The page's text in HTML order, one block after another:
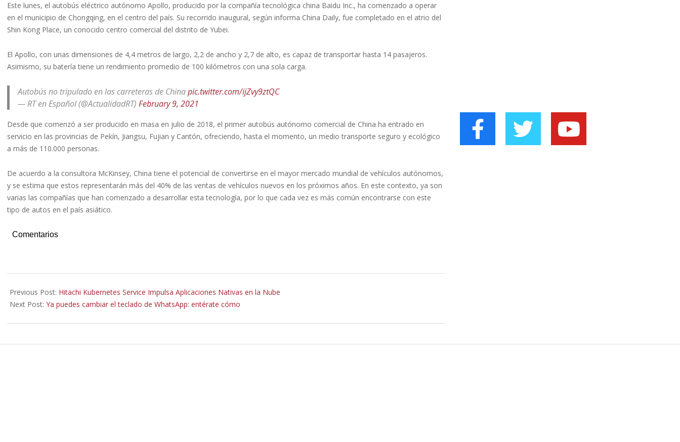
Este lunes, el autobús eléctrico autónomo Apollo, producido por la compañía tecnológica china Baidu Inc., ha comenzado a operar
en el municipio de Chongqing, en el centro del país. Su recorrido inaugural, según informa China Daily, fue completado en el atrio del
Shin Kong Place, un conocido centro comercial del distrito de Yubei.
El Apollo, con unas dimensiones de 4,4 metros de largo, 2,2 de ancho y 2,7 de alto, es capaz de transportar hasta 14 pasajeros.
Asimismo, su batería tiene un rendimiento promedio de 100 kilómetros con una sola carga.
Autobús no tripulado en las carreteras de Chinapic.twitter.com/ijZvy9ztQC
— RT en Español (@ActualidadRT) February 9, 2021
Desde que comenzó a ser producido en masa en julio de 2018, el primer autobús autónomo comercial de China ha entrado en
servicio en las provincias de Pekín, Jiangsu, Fujian y Cantón, ofreciendo, hasta el momento, un medio transporte seguro y ecológico
a más de 110.000 personas.
De acuerdo a la consultora McKinsey, China tiene el potencial de convertirse en el mayor mercado mundial de vehículos autónomos,
y se estima que estos representarán más del 40% de las ventas de vehículos nuevos en los próximos años. En este contexto, ya son
varias las compañías que han comenzado a desarrollar esta tecnología, por lo que cada vez es más común encontrarse con este
tipo de autos en el país asiático.
Comentarios
02-
09
Previous Post: Hitachi Kubernetes Service Impulsa Aplicaciones Nativas en la Nube
Next Post: Ya puedes cambiar el teclado de WhatsApp: entérate cómo